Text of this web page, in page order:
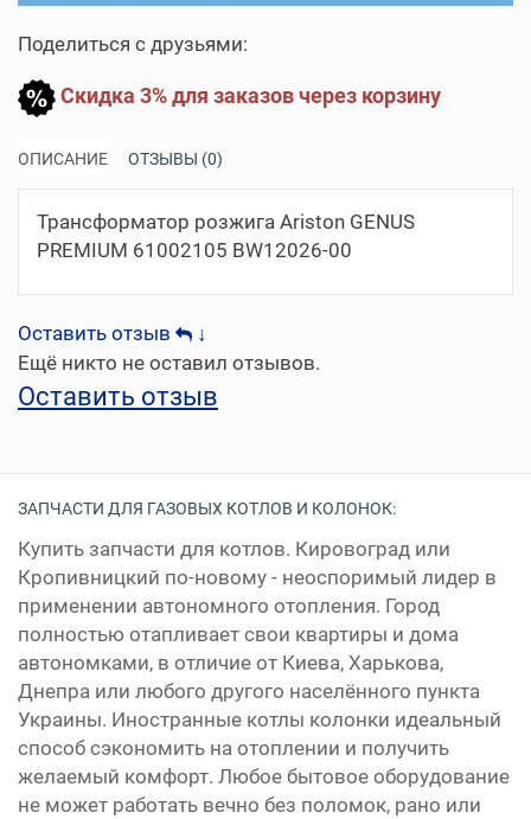
Поделиться с друзьями:
Скидка 3% для заказов через корзину
ОПИСАНИЕ ОТЗЫВЫ (0)
Трансформатор розжига Ariston GENUS
PREMIUM 61002105 BW12026-00
Оставить отзыв
↓
Ещё никто не оставил отзывов.
Оставить отзыв
ЗАПЧАСТИ ДЛЯ ГАЗОВЫХ КОТЛОВ И КОЛОНОК:
Купить запчасти для котлов. Кировоград или
Кропивницкий по-новому - неоспоримый лидер в
применении автономного отопления. Город
полностью отапливает свои квартиры и дома
автономками, в отличие от Киева, Харькова,
Днепра или любого другого населённого пункта
Украины. Иностранные котлы колонки идеальный
способ сэкономить на отоплении и получить
желаемый комфорт. Любое бытовое оборудование
не может работать вечно без поломок, рано или